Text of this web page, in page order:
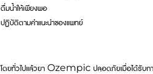
ดื่มน้ำให้เพียงพอ
ปฏิบัติตามคำแนะนำของแพทย์
โดยทั่วไปแล้วยา Ozempic ปลอดภัยเมื่อได้รับกา